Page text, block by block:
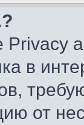
Privacy
в
от